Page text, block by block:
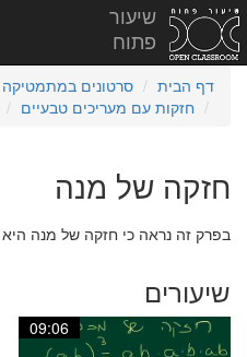
שיעור
פתוח
דף הבית סרטונים במתמטיקה
חזקות עם מעריכים טבעיים
חזקה של מנה
בפרק זה נראה כי חזקה של מנה
שיעורים
09:06